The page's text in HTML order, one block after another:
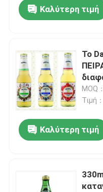
Καλύτερη τιμή
Το
MOQ
Τιμή
Καλύτερη τιμή